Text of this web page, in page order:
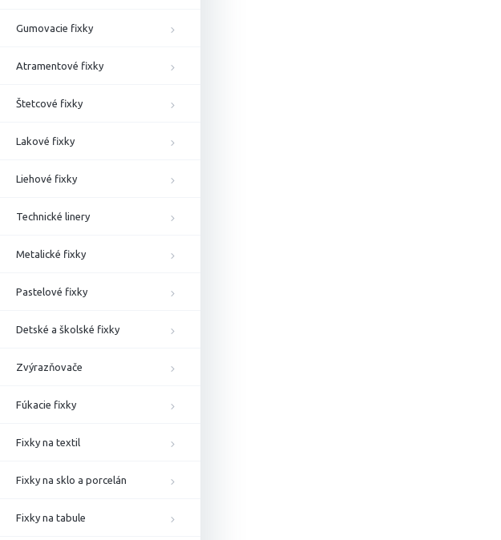
Gumovacie fixky
Atramentové fixky
Štetcové fixky
Lakové fixky
Liehové fixky
Technické linery
Metalické fixky
Pastelové fixky
Detské a školské fixky
Zvýrazňovače
Fúkacie fixky
Fixky na textil
Fixky na sklo a porcelán
Fixky na tabule